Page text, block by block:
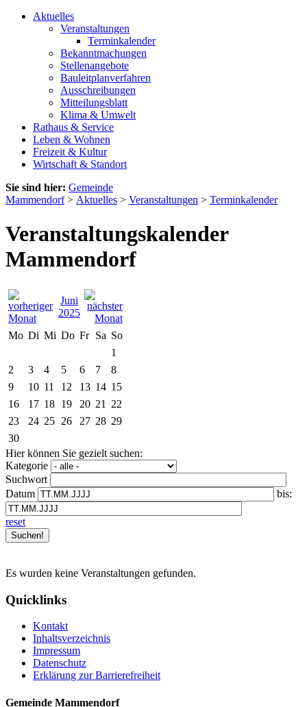
Aktuelles
Veranstaltungen
Terminkalender
Bekanntmachungen
Stellenangebote
Bauleitplanverfahren
Ausschreibungen
Mitteilungsblatt
Klima & Umwelt
Rathaus & Service
Leben & Wohnen
Freizeit & Kultur
Wirtschaft & Standort
Sie sind hier: Gemeinde
Mammendorf> Aktuelles > Veranstaltungen > Terminkalender
Veranstaltungskalender
Mammendorf
Juni
2025
Mo Di Mi Do Fr Sa So
1
2
3 4 5 6 7
8
9
10 11 12 13 14 15
16
17 18 19 20 21
22
23
24 25 26 27 28 29
30
Hier können Sie gezielt suchen:
Kategorie
Suchwort
Datum
bis:
reset
Es wurden keine Veranstaltungen gefunden.
Quicklinks
Kontakt
Inhaltsverzeichnis
Impressum
Datenschutz
Erklärung zur Barrierefreiheit
Gemeinde Mammendorf